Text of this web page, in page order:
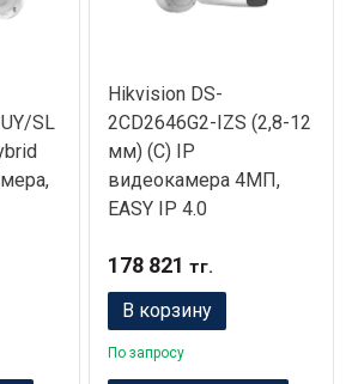
SL
Hikvision DS-
2CD2646G2-IZS (2,8-12
мм) (C) IP
видеокамера 4МП,
EASY IP 4.0
178 821 тг.
В корзину
По запросу